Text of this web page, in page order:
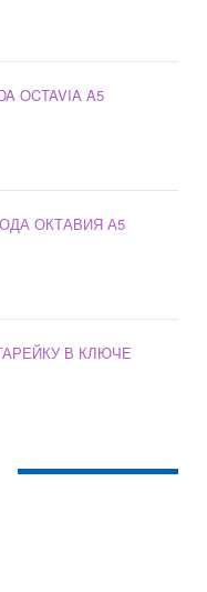
OCTAVIA A5
ОКТАВИЯ А5
В КЛЮЧЕ